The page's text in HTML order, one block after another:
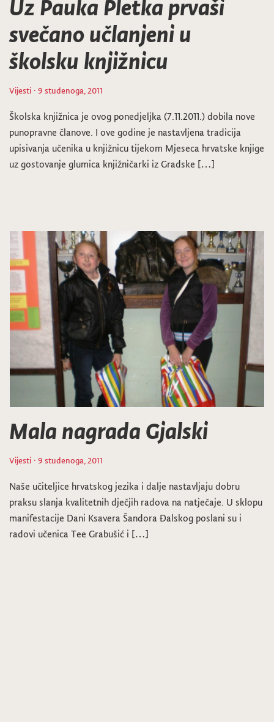
Uz Pauka Pletka prvaši
svečano učlanjeni u
školsku knjižnicu
Vijesti · 9 studenoga, 2011
Školska knjižnica je ovog ponedjeljka (7.11.2011.) dobila nove
punopravne članove. I ove godine je nastavljena tradicija
upisivanja učenika u knjižnicu tijekom Mjeseca hrvatske knjige
uz gostovanje glumica knjižničarki iz Gradske […]
Mala nagrada Gjalski
Vijesti · 9 studenoga, 2011
Naše učiteljice hrvatskog jezika i dalje nastavljaju dobru
praksu slanja kvalitetnih dječjih radova na natječaje. U sklopu
manifestacije Dani Ksavera Šandora Đalskog poslani su i
radovi učenica Tee Grabušić i […]